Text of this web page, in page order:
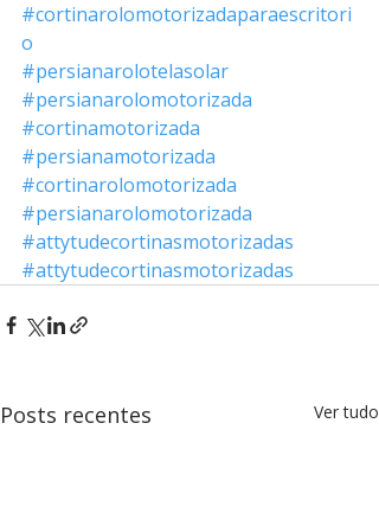
#cortinarolomotorizadaparaescritori
o
#persianarolotelasolar
#persianarolomotorizada
#cortinamotorizada
#persianamotorizada
#cortinarolomotorizada
#persianarolomotorizada
#attytudecortinasmotorizadas
#attytudecortinasmotorizadas
Posts recentes Ver tudo